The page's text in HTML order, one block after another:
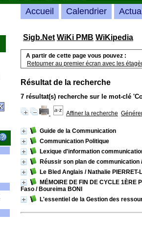
Sigb.Net WiKi PMB WiKipedia
A partir de cette page vous pouvez :
Retourner au premier écran avec les
Résultat de la recherche
7 résultat(s) recherche sur le mot-clé
Affiner la recherche
Guide de la Communication
Communication Politique
Lexique d'information
Réussir son plan de communication
Le Bled Anglais / Nathalie
MÉMOIRE DE FIN DE CYCLE
Faso / Boureima BONI
L'essentiel de la Gestion des
Accueil Calendrier